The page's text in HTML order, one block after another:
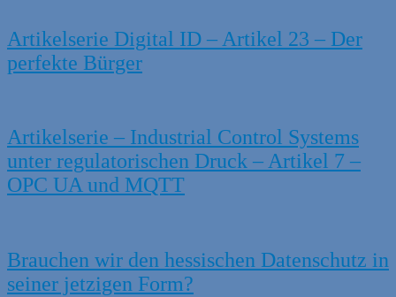
Artikelserie Digital ID – Artikel 23 – Der
perfekte Bürger
Artikelserie – Industrial Control Systems
unter regulatorischen Druck – Artikel 7 –
OPC UA und MQTT
Brauchen wir den hessischen Datenschutz in
seiner jetzigen Form?